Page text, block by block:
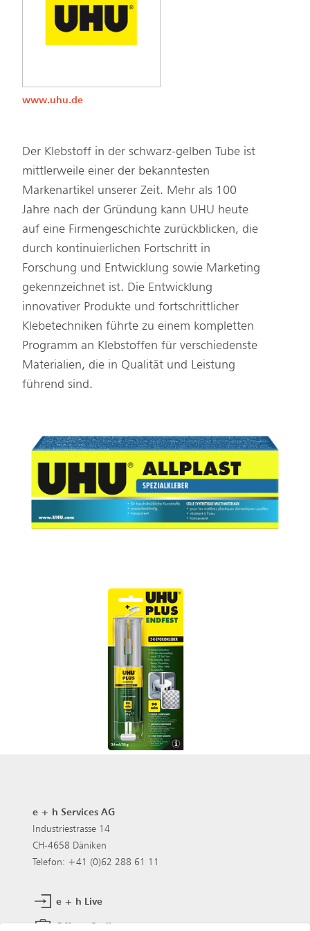
www.uhu.de
Der Klebstoff in der schwarz-gelben Tube ist
mittlerweile einer der bekanntesten
Markenartikel unserer Zeit. Mehr als 100
Jahre nach der Gründung kann UHU heute
auf eine Firmengeschichte zurückblicken, die
durch kontinuierlichen Fortschritt in
Forschung und Entwicklung sowie Marketing
gekennzeichnet ist. Die Entwicklung
innovativer Produkte und fortschrittlicher
Klebetechniken führte zu einem kompletten
Programm an Klebstoffen für verschiedenste
Materialien, die in Qualität und Leistung
führend sind.
e + h Services AG
Industriestrasse 14
CH-4658 Däniken
Telefon: +41 (0)62 288 61 11
e + h Live
Offene Stellen